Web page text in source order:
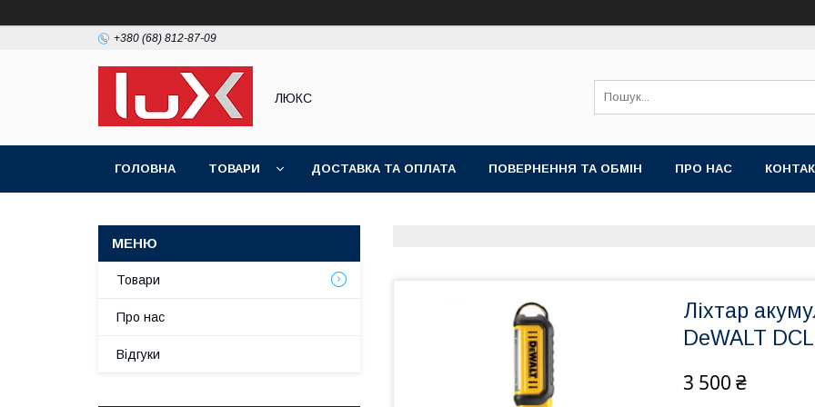
+380 (68) 812-87-09
ЛЮКС
ГОЛОВНА ТОВАРИ ДОСТАВКА ТА ОПЛАТА ПОВЕРНЕННЯ ТА ОБМІН ПРО НАС
Ліхтар
DeWALT
3 500 ₴
Товари
Про нас
Відгуки